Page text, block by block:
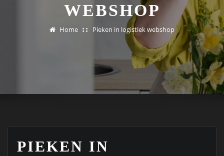
WEBSHOP
Home Pieken in logistiek webshop
PIEKEN IN